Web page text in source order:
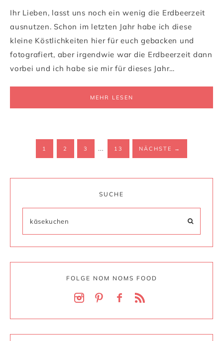
Ihr Lieben, lasst uns noch ein wenig die Erdbeerzeit
ausnutzen. Schon im letzten Jahr habe ich diese
kleine Köstlichkeiten hier für euch gebacken und
fotografiert, aber irgendwie war die Erdbeerzeit dann
vorbei und ich habe sie mir für dieses Jahr…
MEHR LESEN
1 2 3 … 13 NÄCHSTE →
SUCHE
FOLGE NOM NOMS FOOD